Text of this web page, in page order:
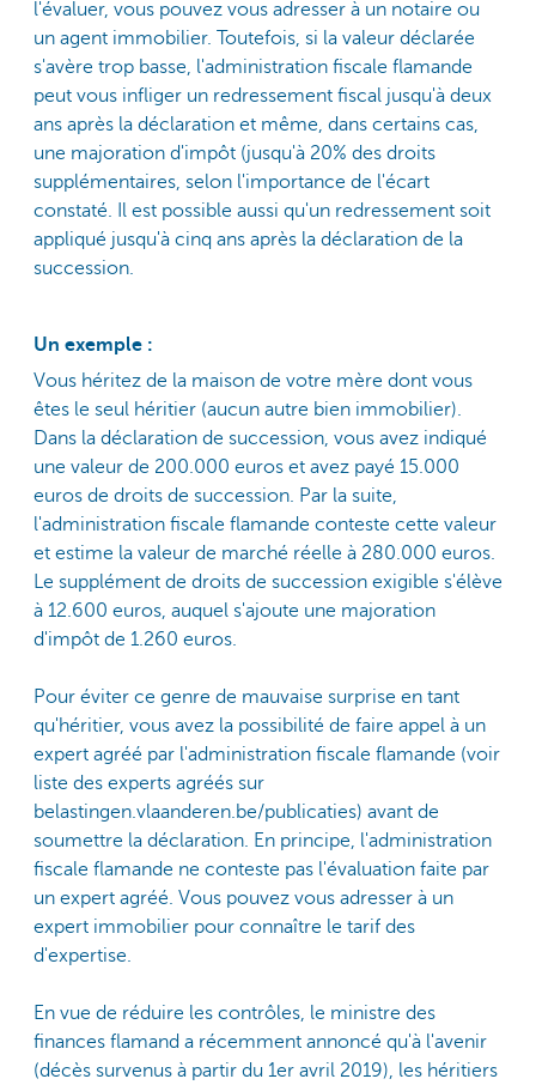
l'évaluer, vous pouvez vous adresser à un notaire ou
un agent immobilier. Toutefois, si la valeur déclarée
s'avère trop basse, l'administration fiscale flamande
peut vous infliger un redressement fiscal jusqu'à deux
ans après la déclaration et même, dans certains cas,
une majoration d'impôt (jusqu'à 20% des droits
supplémentaires, selon l'importance de l'écart
constaté. Il est possible aussi qu'un redressement soit
appliqué jusqu'à cinq ans après la déclaration de la
succession.
Un exemple :
Vous héritez de la maison de votre mère dont vous
êtes le seul héritier (aucun autre bien immobilier).
Dans la déclaration de succession, vous avez indiqué
une valeur de 200.000 euros et avez payé 15.000
euros de droits de succession. Par la suite,
l'administration fiscale flamande conteste cette valeur
et estime la valeur de marché réelle à 280.000 euros.
Le supplément de droits de succession exigible s'élève
à 12.600 euros, auquel s'ajoute une majoration
d'impôt de 1.260 euros.
Pour éviter ce genre de mauvaise surprise en tant
qu'héritier, vous avez la possibilité de faire appel à un
expert agréé par l'administration fiscale flamande (voir
liste des experts agréés sur
belastingen.vlaanderen.be/publicaties) avant de
soumettre la déclaration. En principe, l'administration
fiscale flamande ne conteste pas l'évaluation faite par
un expert agréé. Vous pouvez vous adresser à un
expert immobilier pour connaître le tarif des
d'expertise.
En vue de réduire les contrôles, le ministre des
finances flamand a récemment annoncé qu'à l'avenir
(décès survenus à partir du 1er avril 2019), les héritiers